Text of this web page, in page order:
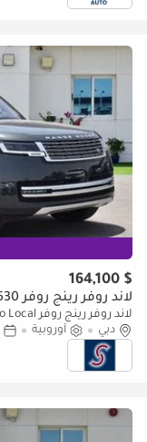
$ 164,100
لاند روفر رينج روفر AUTOBIOGRAPHY P530
Priceدبي أوروبية